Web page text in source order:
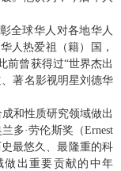
全球华人对各地华人
人热爱祖（籍）国，
前曾获得过“世界杰出
著名影视明星刘德华
和性质研究领域做出
多·劳伦斯奖（Ernest
史最悠久、最隆重的科
出重要贡献的中年